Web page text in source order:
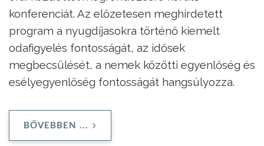
konferenciát. Az előzetesen meghirdetett
program a nyugdíjasokra történő kiemelt
odafigyelés fontosságát, az idősek
megbecsülését, a nemek közötti egyenlőség és
esélyegyenlőség fontosságát hangsúlyozza.
BŐVEBBEN ...